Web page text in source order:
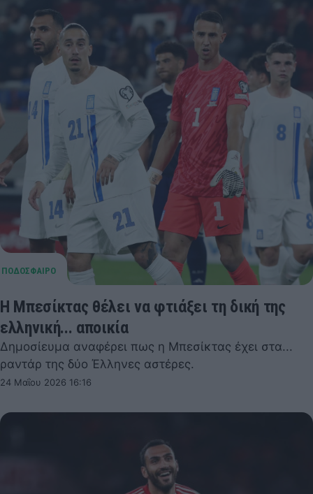
Η Μπεσίκτας θέλει να φτιάξει τη δική της
ελληνική... αποικία
Δημοσίευμα αναφέρει πως η Μπεσίκτας έχει στα...
ραντάρ της δύο Έλληνες αστέρες.
24 Μαΐου 2026 16:16